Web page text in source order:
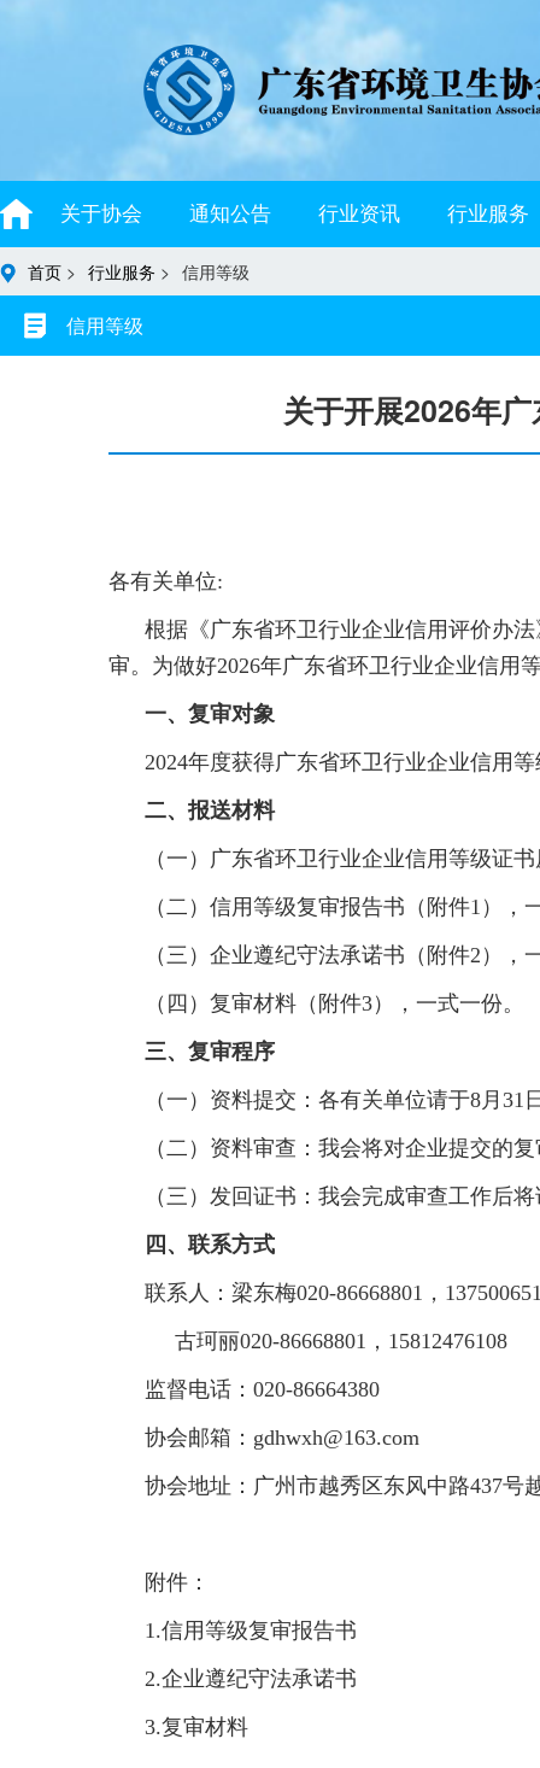
关于协会 通知公告 行业资讯 行业服务
首页 > 行业服务 > 信用等级
信用等级
关于开展2026年
各有关单位:
根据《广东省环卫行业企业信用评价办
审。为做好2026年广东省环卫行业企业信用
一、复审对象
2024年度获得广东省环卫行业企业信用
二、报送材料
（一）广东省环卫行业企业信用等级证
（二）信用等级复审报告书（附件1），
（三）企业遵纪守法承诺书（附件2），
（四）复审材料（附件3），一式一份。
三、复审程序
（一）资料提交：各有关单位请于8月
（二）资料审查：我会将对企业提交的
（三）发回证书：我会完成审查工作后
四、联系方式
联系人：梁东梅020-86668801，
古珂丽020-86668801，15812476108
监督电话：020-86664380
协会邮箱：gdhwxh@163.com
协会地址：广州市越秀区东风中路437号
附件：
1.信用等级复审报告书
2.企业遵纪守法承诺书
3.复审材料